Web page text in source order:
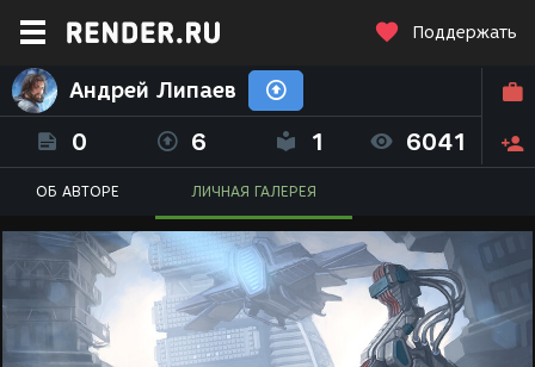
Поддержать
Андрей Липаев
0 6 1 6041
ОБ АВТОРЕ ЛИЧНАЯ ГАЛЕРЕЯ